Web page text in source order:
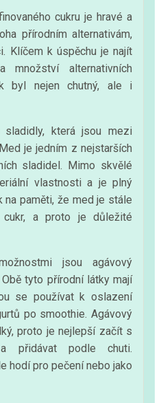
cukru je hravé a
přírodním alternativám,
Klíčem k úspěchu je najít
množství alternativních
byl nejen chutný, ale i
sladidly, která jsou mezi
je jedním z nejstarších
sladidel. Mimo skvělé
vlastnosti a je plný
na paměti, že med je stále
cukr, a proto je důležité
jsou agávový
tyto přírodní látky mají
se používat k oslazení
po smoothie. Agávový
proto je nejlepší začít s
přidávat podle chuti.
hodí pro pečení nebo jako